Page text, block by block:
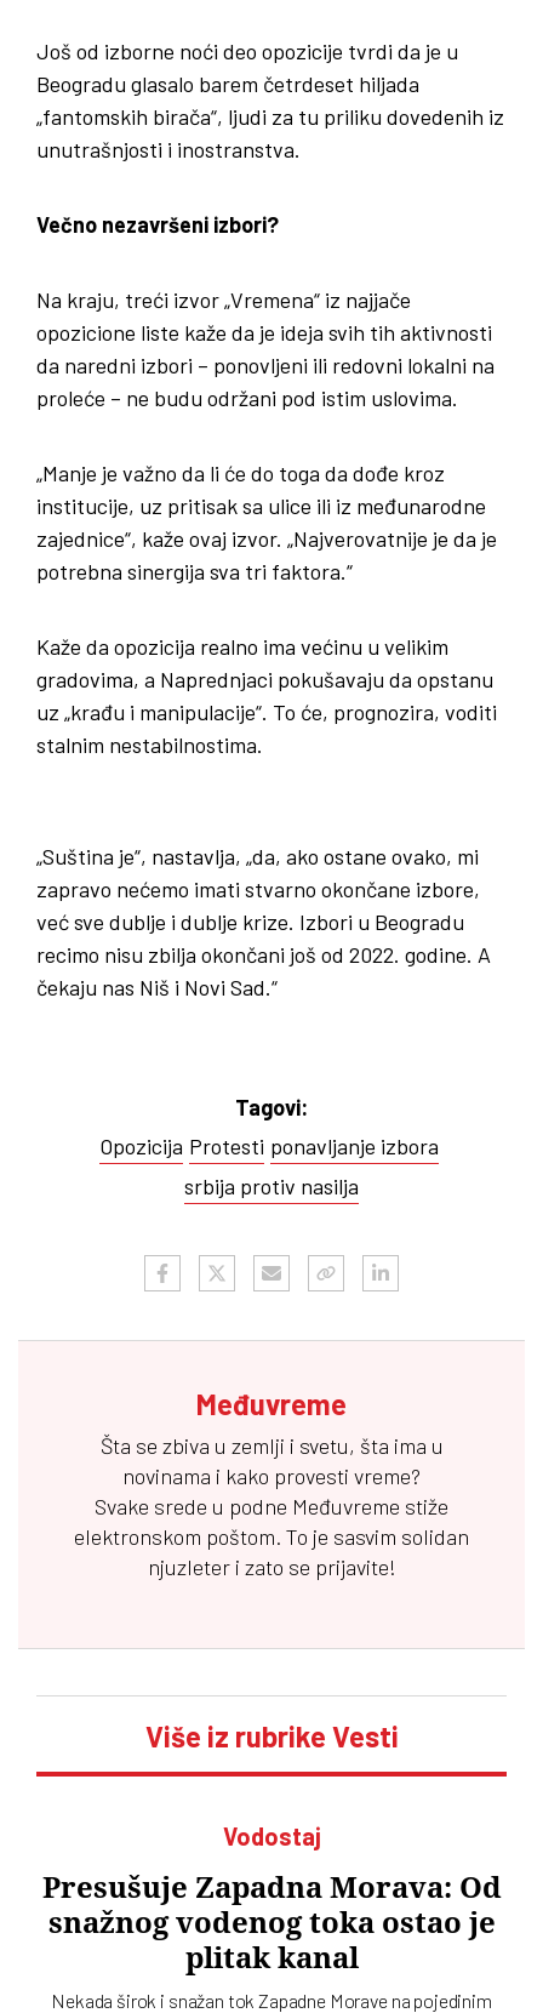
Još od izborne noći deo opozicije tvrdi da je u
Beogradu glasalo barem četrdeset hiljada
„fantomskih birača“, ljudi za tu priliku dovedenih iz
unutrašnjosti i inostranstva.
Večno nezavršeni izbori?
Na kraju, treći izvor „Vremena“ iz najjače
opozicione liste kaže da je ideja svih tih aktivnosti
da naredni izbori – ponovljeni ili redovni lokalni na
proleće – ne budu održani pod istim uslovima.
„Manje je važno da li će do toga da dođe kroz
institucije, uz pritisak sa ulice ili iz međunarodne
zajednice“, kaže ovaj izvor. „Najverovatnije je da je
potrebna sinergija sva tri faktora.“
Kaže da opozicija realno ima većinu u velikim
gradovima, a Naprednjaci pokušavaju da opstanu
uz „krađu i manipulacije“. To će, prognozira, voditi
stalnim nestabilnostima.
„Suština je“, nastavlja, „da, ako ostane ovako, mi
zapravo nećemo imati stvarno okončane izbore,
već sve dublje i dublje krize. Izbori u Beogradu
recimo nisu zbilja okončani još od 2022. godine. A
čekaju nas Niš i Novi Sad.“
Tagovi:
Opozicija Protesti ponavljanje izbora
srbija protiv nasilja
Međuvreme
Šta se zbiva u zemlji i svetu, šta ima u
novinama i kako provesti vreme?
Svake srede u podne Međuvreme stiže
elektronskom poštom. To je sasvim solidan
njuzleter i zato se prijavite!
Više iz rubrike Vesti
Vodostaj
Presušuje Zapadna Morava: Od
snažnog vodenog toka ostao je
plitak kanal
Nekada širok i snažan tok Zapadne Morave na pojedinim